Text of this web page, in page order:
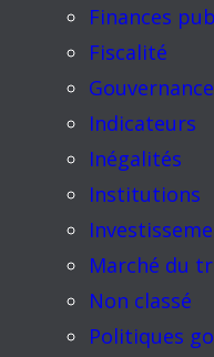
Finances
Fiscalité
Gouvernance
Indicateurs
Inégalités
Institutions
Marché du
Non classé
Politiques